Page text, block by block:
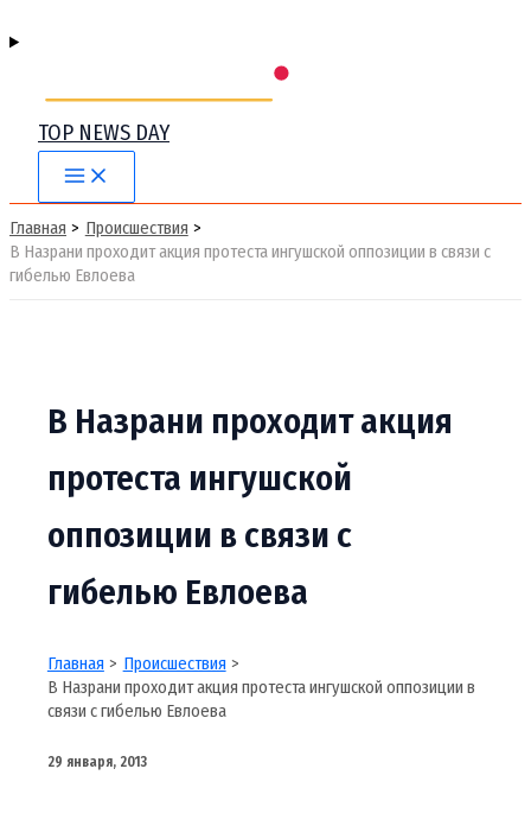
TOP NEWS DAY
Main
Menu
Главная
Происшествия
В Назрани проходит акция протеста ингушской оппозиции в связи с
гибелью Евлоева
В Назрани проходит акция
протеста ингушской
оппозиции в связи с
гибелью Евлоева
Главная
Происшествия
В Назрани проходит акция протеста ингушской оппозиции в
связи с гибелью Евлоева
29 января, 2013